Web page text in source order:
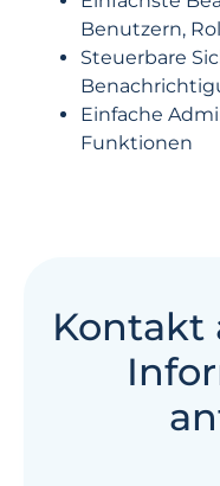
Benutzern,
Steuerbare
Einfache
Funktionen
Kontakt